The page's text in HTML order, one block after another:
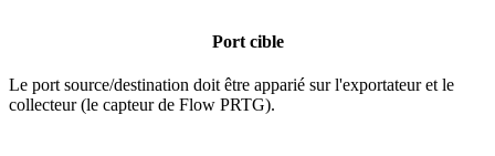
Port cible
Le port source/destination doit être apparié sur l'exportateur et le
collecteur (le capteur de Flow PRTG).